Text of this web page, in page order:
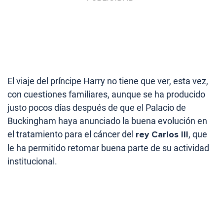
El viaje del príncipe Harry no tiene que ver, esta vez,
con cuestiones familiares, aunque se ha producido
justo pocos días después de que el Palacio de
Buckingham haya anunciado la buena evolución en
el tratamiento para el cáncer del rey Carlos III, que
le ha permitido retomar buena parte de su actividad
institucional.